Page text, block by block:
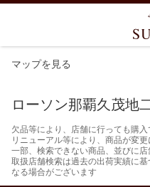
マップを見る
ローソン那覇久茂地
欠品等により、店舗に行っても購
リニューアル等により、商品が変
一部、検索できない商品、並びに
取扱店舗検索は過去の出荷実績に
なる場合がございます